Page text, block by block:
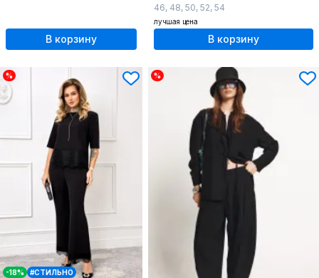
В корзину
46, 48, 50, 52, 54
лучшая цена
В корзину
%
-18% #СТИЛЬНО
%